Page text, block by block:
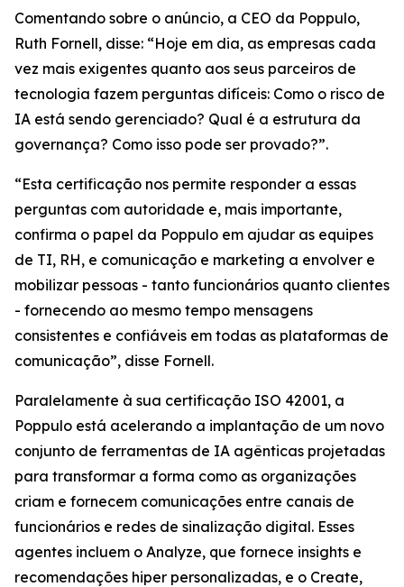
Comentando sobre o anúncio, a CEO da Poppulo,
Ruth Fornell, disse: “Hoje em dia, as empresas cada
vez mais exigentes quanto aos seus parceiros de
tecnologia fazem perguntas difíceis: Como o risco de
IA está sendo gerenciado? Qual é a estrutura da
governança? Como isso pode ser provado?”.
“Esta certificação nos permite responder a essas
perguntas com autoridade e, mais importante,
confirma o papel da Poppulo em ajudar as equipes
de TI, RH, e comunicação e marketing a envolver e
mobilizar pessoas - tanto funcionários quanto clientes
- fornecendo ao mesmo tempo mensagens
consistentes e confiáveis em todas as plataformas de
comunicação”, disse Fornell.
Paralelamente à sua certificação ISO 42001, a
Poppulo está acelerando a implantação de um novo
conjunto de ferramentas de IA agênticas projetadas
para transformar a forma como as organizações
criam e fornecem comunicações entre canais de
funcionários e redes de sinalização digital. Esses
agentes incluem o Analyze, que fornece insights e
recomendações hiper personalizadas, e o Create,